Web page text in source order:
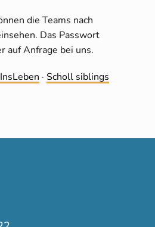
die Teams nach
Das Passwort
auf Anfrage bei uns.
· Scholl siblings